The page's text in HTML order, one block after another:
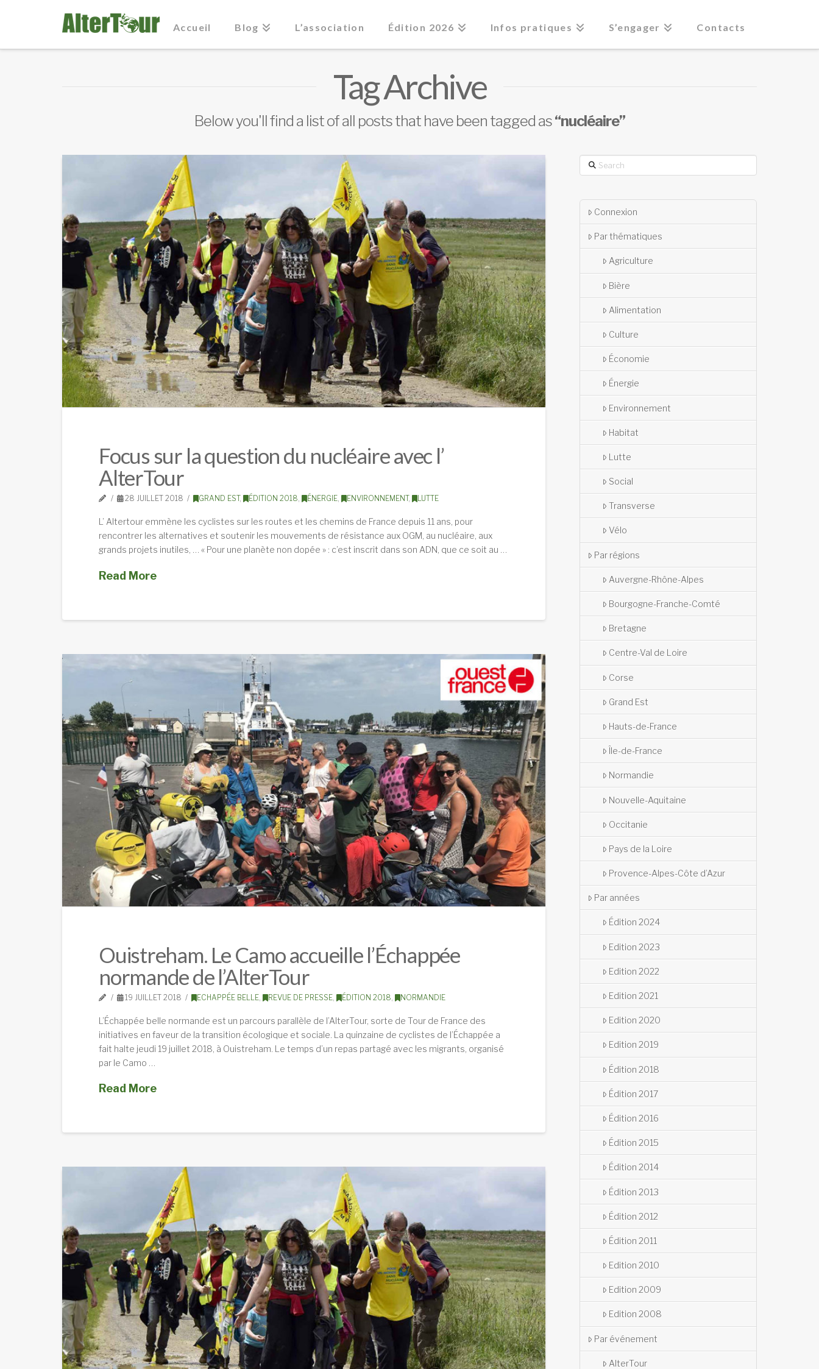
Accueil Blog L’association Édition 2026 Infos pratiques S’engager Contacts
Tag Archive
Below you'll find a list of all posts that have been tagged as“nucléaire”
Focus sur la question du nucléaire avec l’
AlterTour
28 JUILLET 2018 GRAND EST, ÉDITION 2018 ÉNERGIE, ENVIRONNEMENT, LUTTE
L’ Altertour emmène les cyclistes sur les routes et les chemins de France depuis 11 ans, pour
rencontrer les alternatives et soutenir les mouvements de résistance aux OGM, au nucléaire, aux
grands projets inutiles, … « Pour une planète non dopée » : c’est inscrit dans son ADN, que ce soit au …
Read More
Ouistreham. Le Camo accueille l’Échappée
normande de l’AlterTour
19 JUILLET 2018 ECHAPPÉE BELLE, REVUE DE PRESSE, ÉDITION 2018 NORMANDIE
L’Échappée belle normande est un parcours parallèle de l’AlterTour, sorte de Tour de France des
initiatives en faveur de la transition écologique et sociale. La quinzaine de cyclistes de l’Échappée a
fait halte jeudi 19 juillet 2018, à Ouistreham. Le temps d’un repas partagé avec les migrants, organisé
par le Camo …
Read More
Search
Connexion
Par thématiques
Agriculture
Bière
Alimentation
Culture
Économie
Énergie
Environnement
Habitat
Lutte
Social
Transverse
Vélo
Par régions
Auvergne-Rhône-Alpes
Bourgogne-Franche-Comté
Bretagne
Centre-Val de Loire
Corse
Grand Est
Hauts-de-France
Île-de-France
Normandie
Nouvelle-Aquitaine
Occitanie
Pays de la Loire
Provence-Alpes-Côte d’Azur
Par années
Édition 2024
Edition 2023
Edition 2022
Edition 2021
Edition 2020
Edition 2019
Édition 2018
Édition 2017
Édition 2016
Édition 2015
Édition 2014
Édition 2013
Édition 2012
Édition 2011
Edition 2010
Edition 2009
Edition 2008
Par événement
AlterTour